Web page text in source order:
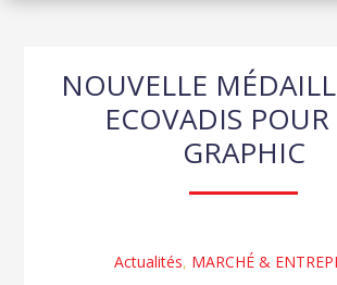
NOUVELLE
ECOVADIS
GRAPHIC
Actualités, MARCHÉ &